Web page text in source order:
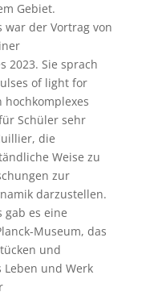
Gebiet.
war der Vortrag von
2023. Sie sprach
of light for
hochkomplexes
Schüler sehr
die
Weise zu
zur
darzustellen.
gab es eine
Museum, das
und
und Werk